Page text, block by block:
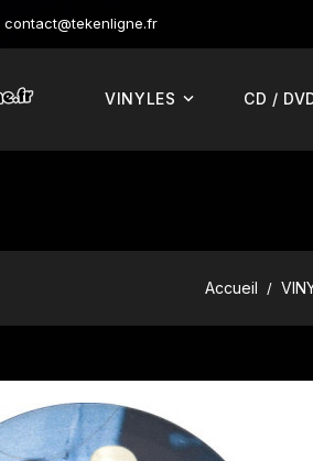
contact@tekenligne.fr
VINYLES CD /
Accueil